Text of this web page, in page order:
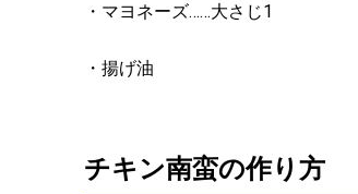
・マヨネーズ……大さじ1
・揚げ油
チキン南蛮の作り方